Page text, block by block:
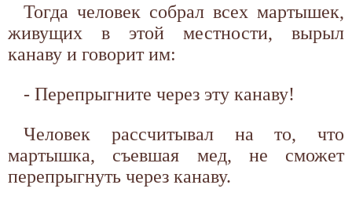
Тогда человек собрал всех мартышек,
живущих в этой местности, вырыл
канаву и говорит им:
- Перепрыгните через эту канаву!
Человек рассчитывал на то, что
мартышка, съевшая мед, не сможет
перепрыгнуть через канаву.